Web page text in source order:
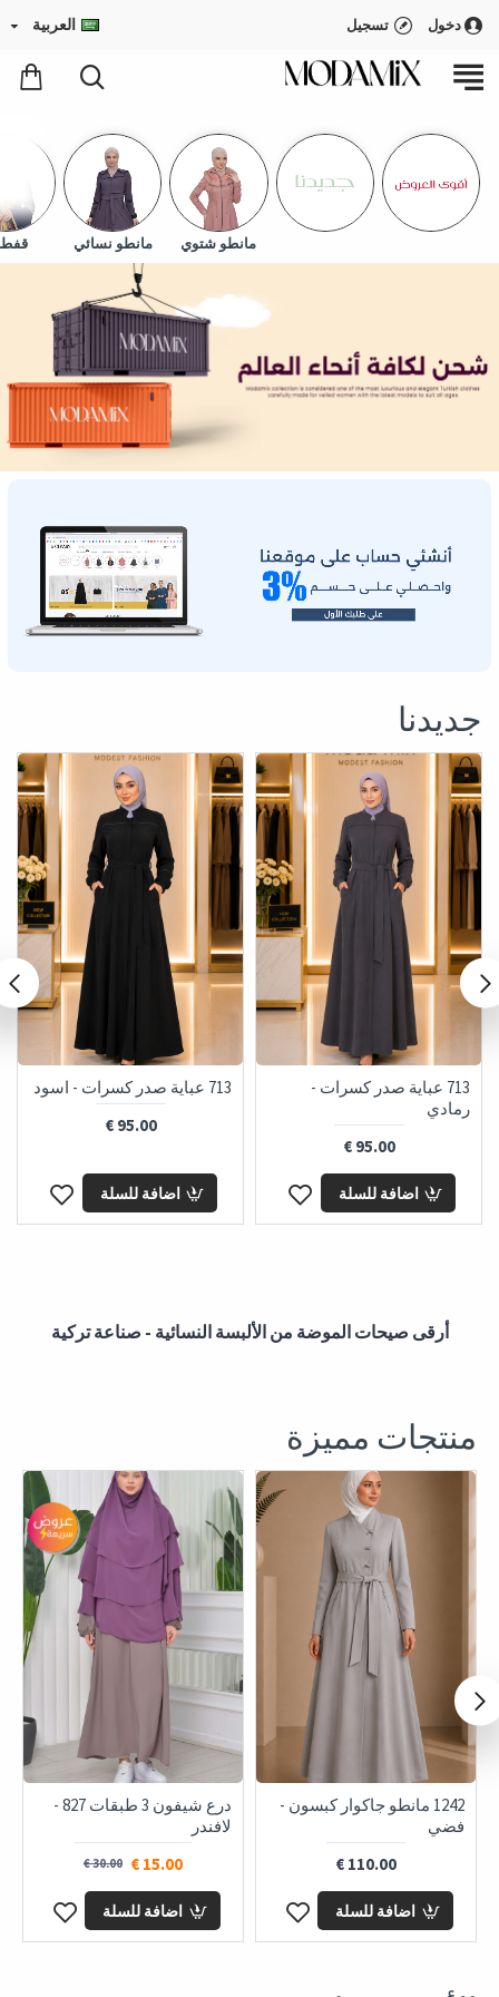
دخول تسجيل العربية
مانطو شتوي مانطو نسائي
جديدنا
713 عباية صدر كسرات -
رمادي
95.00 €
اضافة للسلة
713 عباية صدر كسرات - اسود
95.00 €
اضافة للسلة
أرقى صيحات الموضة من الألبسة النسائية - صناعة تركية
منتجات مميزة
1242 مانطو جاكوار كبسون -
فضي
110.00 €
اضافة للسلة
درع شيفون 3 طبقات 827 -
لافندر
15.00 €
30.00 €
اضافة للسلة